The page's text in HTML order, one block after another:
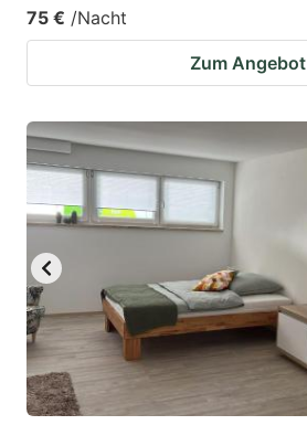
75 € /Nacht
Zum Angebot